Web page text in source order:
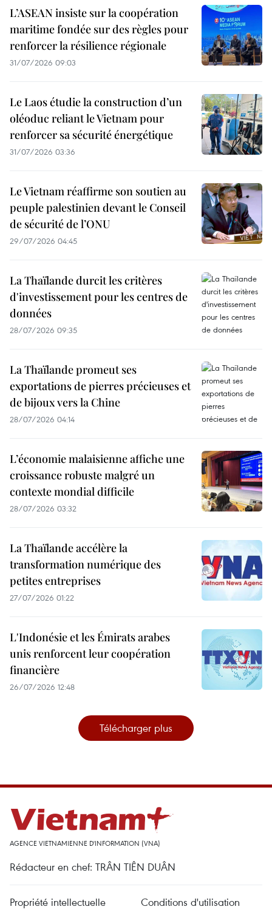
L’ASEAN insiste sur la coopération
maritime fondée sur des règles pour
renforcer la résilience régionale
31/07/2026 09:03
Le Laos étudie la construction d’un
oléoduc reliant le Vietnam pour
renforcer sa sécurité énergétique
31/07/2026 03:36
Le Vietnam réaffirme son soutien au
peuple palestinien devant le Conseil
de sécurité de l’ONU
29/07/2026 04:45
La Thaïlande durcit les critères
d'investissement pour les centres de
données
28/07/2026 09:35
La Thaïlande promeut ses
exportations de pierres précieuses et
de bijoux vers la Chine
28/07/2026 04:14
L’économie malaisienne affiche une
croissance robuste malgré un
contexte mondial difficile
28/07/2026 03:32
La Thaïlande accélère la
transformation numérique des
petites entreprises
27/07/2026 01:22
L'Indonésie et les Émirats arabes
unis renforcent leur coopération
financière
26/07/2026 12:48
Télécharger plus
AGENCE VIETNAMIENNE D'INFORMATION (VNA)
Rédacteur en chef: TRÂN TIÊN DUÂN
Propriété intellectuelle
Conditions d'utilisation